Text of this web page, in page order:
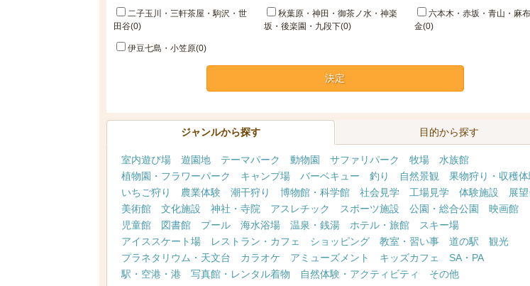
二子玉川・三軒茶屋・駒沢・世
田谷(0)
秋葉原・神田・御茶ノ水・神楽
坂・後楽園・九段下(0)
六本木・赤坂・青山・麻
金(0)
伊豆七島・小笠原(0)
決定
ジャンルから探す 目的から探す
室内遊び場 遊園地 テーマパーク 動物園 サファリパーク 牧場
水族館
植物園・フラワーパーク
キャンプ場 バーベキュー 釣り 自然景観
果物狩り・収穫体
いちご狩り
農業体験 潮干狩り 博物館・科学館 社会見学 工場見学 体験施設
展
美術館
文化施設 神社・寺院 アスレチック スポーツ施設 公園・総合公園
映画館
児童館
図書館 プール 海水浴場 温泉・銭湯 ホテル・旅館
スキー場
アイススケート場
レストラン・カフェ ショッピング 教室・習い事 道の駅
観光
プラネタリウム・天文台
カラオケ アミューズメント キッズカフェ
SA・PA
駅・空港・港
写真館・レンタル着物 自然体験・アクティビティ その他